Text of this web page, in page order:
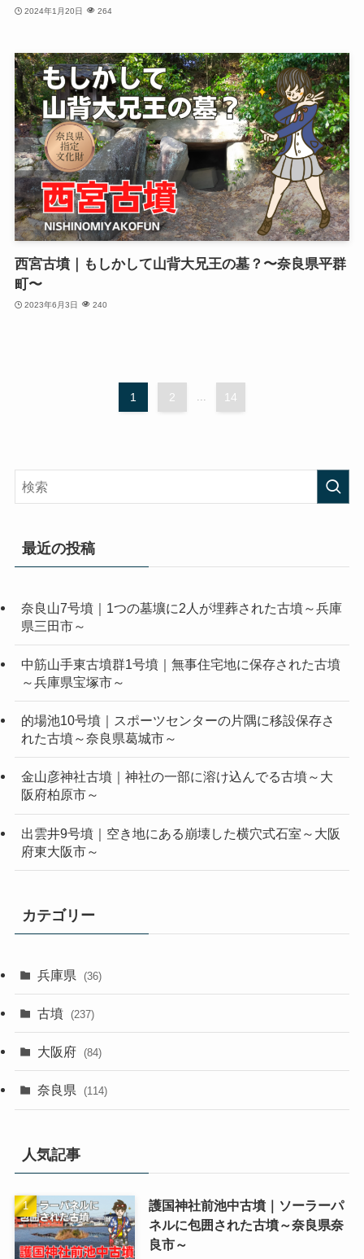
2024年1月20日 264
西宮古墳｜もしかして山背大兄王の墓？〜奈良県平群
町〜
2023年6月3日 240
1 2 ... 14
最近の投稿
奈良山7号墳｜1つの墓壙に2人が埋葬された古墳～兵庫
県三田市～
中筋山手東古墳群1号墳｜無事住宅地に保存された古墳
～兵庫県宝塚市～
的場池10号墳｜スポーツセンターの片隅に移設保存さ
れた古墳～奈良県葛城市～
金山彦神社古墳｜神社の一部に溶け込んでる古墳～大
阪府柏原市～
出雲井9号墳｜空き地にある崩壊した横穴式石室～大阪
府東大阪市～
カテゴリー
兵庫県 (36)
古墳 (237)
大阪府 (84)
奈良県 (114)
人気記事
護国神社前池中古墳｜ソーラーパ
ネルに包囲された古墳～奈良県奈
良市～